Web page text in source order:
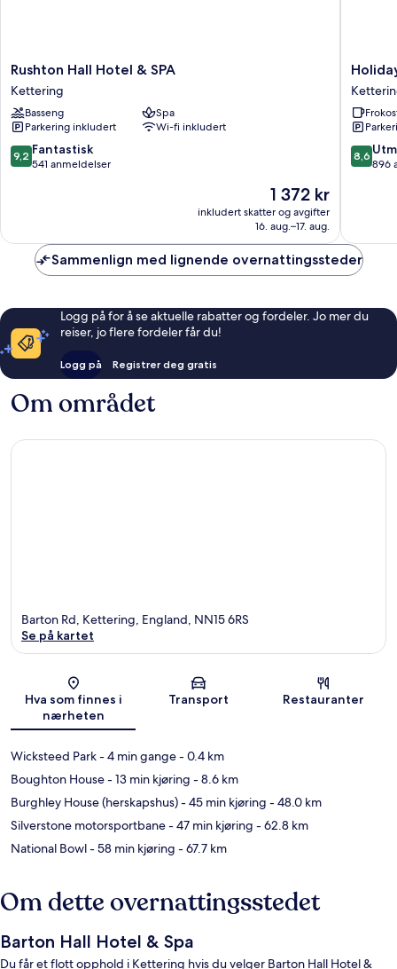
Rushton
Hall
Hotel
&
SPA
Kettering
Rushton Hall Hotel & SPA
Kettering
Basseng
Spa
Parkering inkludert
Wi-fi inkludert
9.2
av
9,2 Fantastisk
541 anmeldelser
Prisen
er
1 372 kr
1 372 kr
inkludert skatter og avgifter
16. aug.–17. aug.
Holiday
Inn
Express
by
IHG
8.6
av
8,6
896
Sammenlign med lignende overnattingssteder
Logg på for å se aktuelle rabatter og fordeler. Jo mer du
reiser, jo flere fordeler får du!
Logg på Registrer deg gratis
Om området
Kart
Barton Rd, Kettering, England, NN15 6RS
Se på kartet
Hva som finnes i
nærheten
Transport Restauranter
Wicksteed Park- 4 min gange- 0.4 km
Boughton House- 13 min kjøring - 8.6 km
Burghley House (herskapshus)- 45 min kjøring - 48.0 km
Silverstone motorsportbane- 47 min kjøring - 62.8 km
National Bowl- 58 min kjøring - 67.7 km
Om dette overnattingsstedet
Barton Hall Hotel & Spa
Du får et flott opphold i Kettering hvis du velger Barton Hall Hotel &